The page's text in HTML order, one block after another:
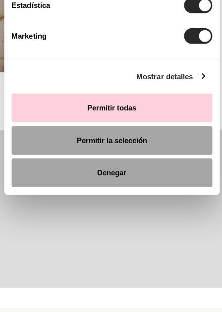
Estadística
Marketing
Mostrar detalles
Permitir todas
Permitir la selección
Denegar